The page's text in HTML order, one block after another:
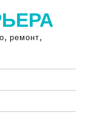
ремонт,